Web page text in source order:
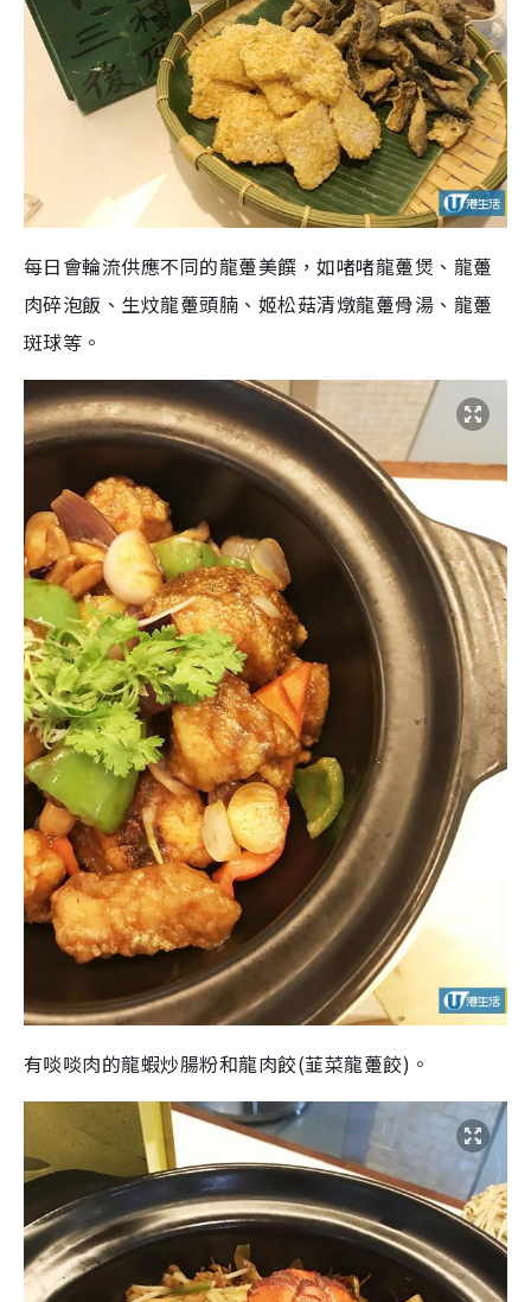
每日會輪流供應不同的龍躉美饌，如啫啫龍躉煲、龍躉
肉碎泡飯、生炆龍躉頭腩、姬松菇清燉龍躉骨湯、龍躉
斑球等。
有啖啖肉的龍蝦炒腸粉和龍肉餃(韮菜龍躉餃)。